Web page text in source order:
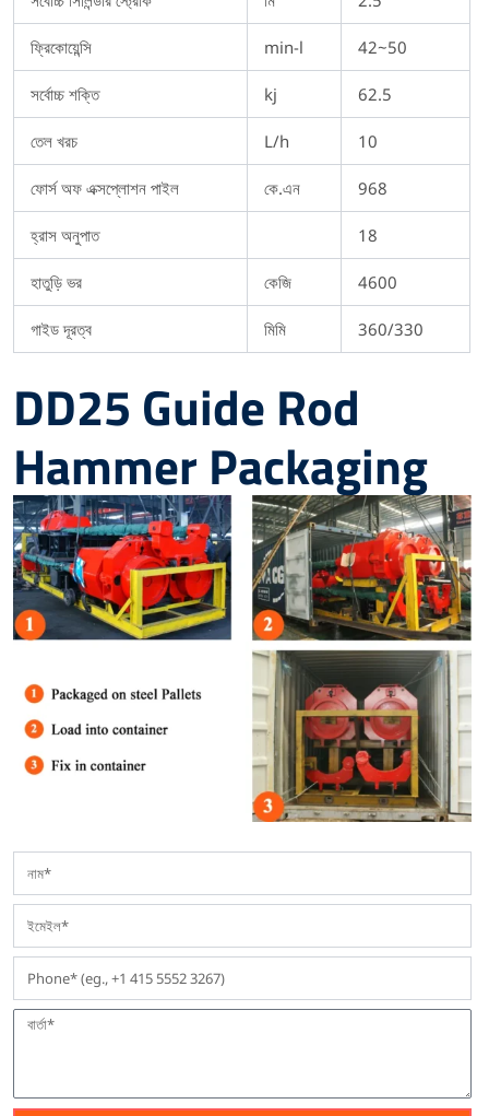
ফ্রিকোয়েন্সি min-l 42~50
সর্বোচ্চ শক্তি kj 62.5
তেল খরচ L/h 10
ফোর্স অফ এক্সপ্লোশন পাইল কে.এন 968
হ্রাস অনুপাত 18
হাতুড়ি ভর কেজি 4600
গাইড দূরত্ব মিমি 360/330
DD25 Guide Rod
Hammer Packaging